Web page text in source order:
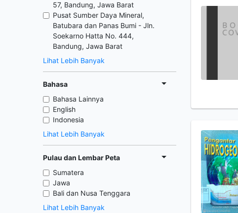
57, Bandung, Jawa Barat
Pusat Sumber Daya Mineral,
Batubara dan Panas Bumi - Jln.
Soekarno Hatta No. 444,
Bandung, Jawa Barat
Lihat Lebih Banyak
Bahasa
Bahasa Lainnya
English
Indonesia
Lihat Lebih Banyak
Pulau dan Lembar Peta
Sumatera
Jawa
Bali dan Nusa Tenggara
Lihat Lebih Banyak